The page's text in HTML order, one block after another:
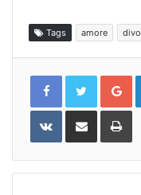
Tags amore
VKontakteShare
Email